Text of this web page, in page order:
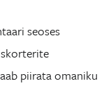
seoses
piirata omaniku